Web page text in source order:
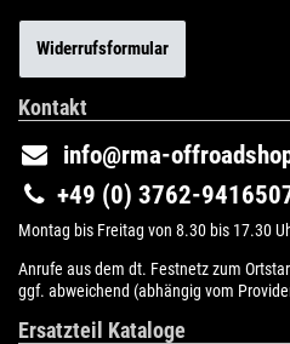
Widerrufsformular
Kontakt
info@rma-
+49 (0) 3762-
Montag bis Freitag von 8.30 bis 17.30
Anrufe aus dem dt. Festnetz zum
ggf. abweichend (abhängig vom
Ersatzteil Kataloge